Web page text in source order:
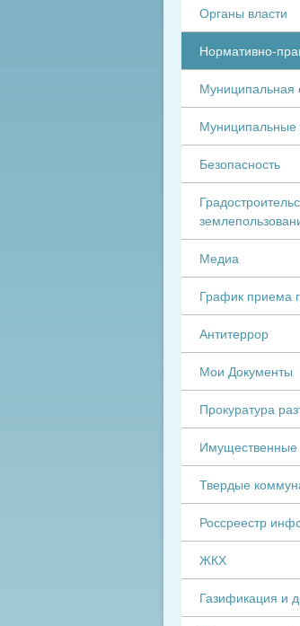
Органы власти
Нормативно-
Муниципальная
Муниципальные
Безопасность
Медиа
График приема
Антитеррор
Мои Документы
Прокуратура
Твердые
Россреестр
ЖКХ
Газификация и